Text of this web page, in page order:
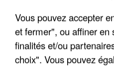
APRÈS TOUTES CES
DE FAUNE SAUVAGE
Vous pouvez accepter
et fermer", ou affiner en
finalités et/ou
choix". Vous pouvez